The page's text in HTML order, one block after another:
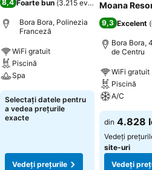
8,4 Foarte bun (3.215 evaluări)
Bora Bora, Polinezia
Franceză
WiFi gratuit
Piscină
Spa
Selectați datele pentru
a vedea prețurile
exacte
Vedeți prețurile
Moana
9,3 Excelent (
Bora Bora,
de Centru
WiFi gratuit
Piscină
A/C
din 4.828
Vedeți
site-uri
Vedeți